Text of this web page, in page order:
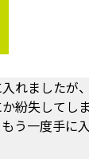
れましたが
紛失してし
う一度手に入